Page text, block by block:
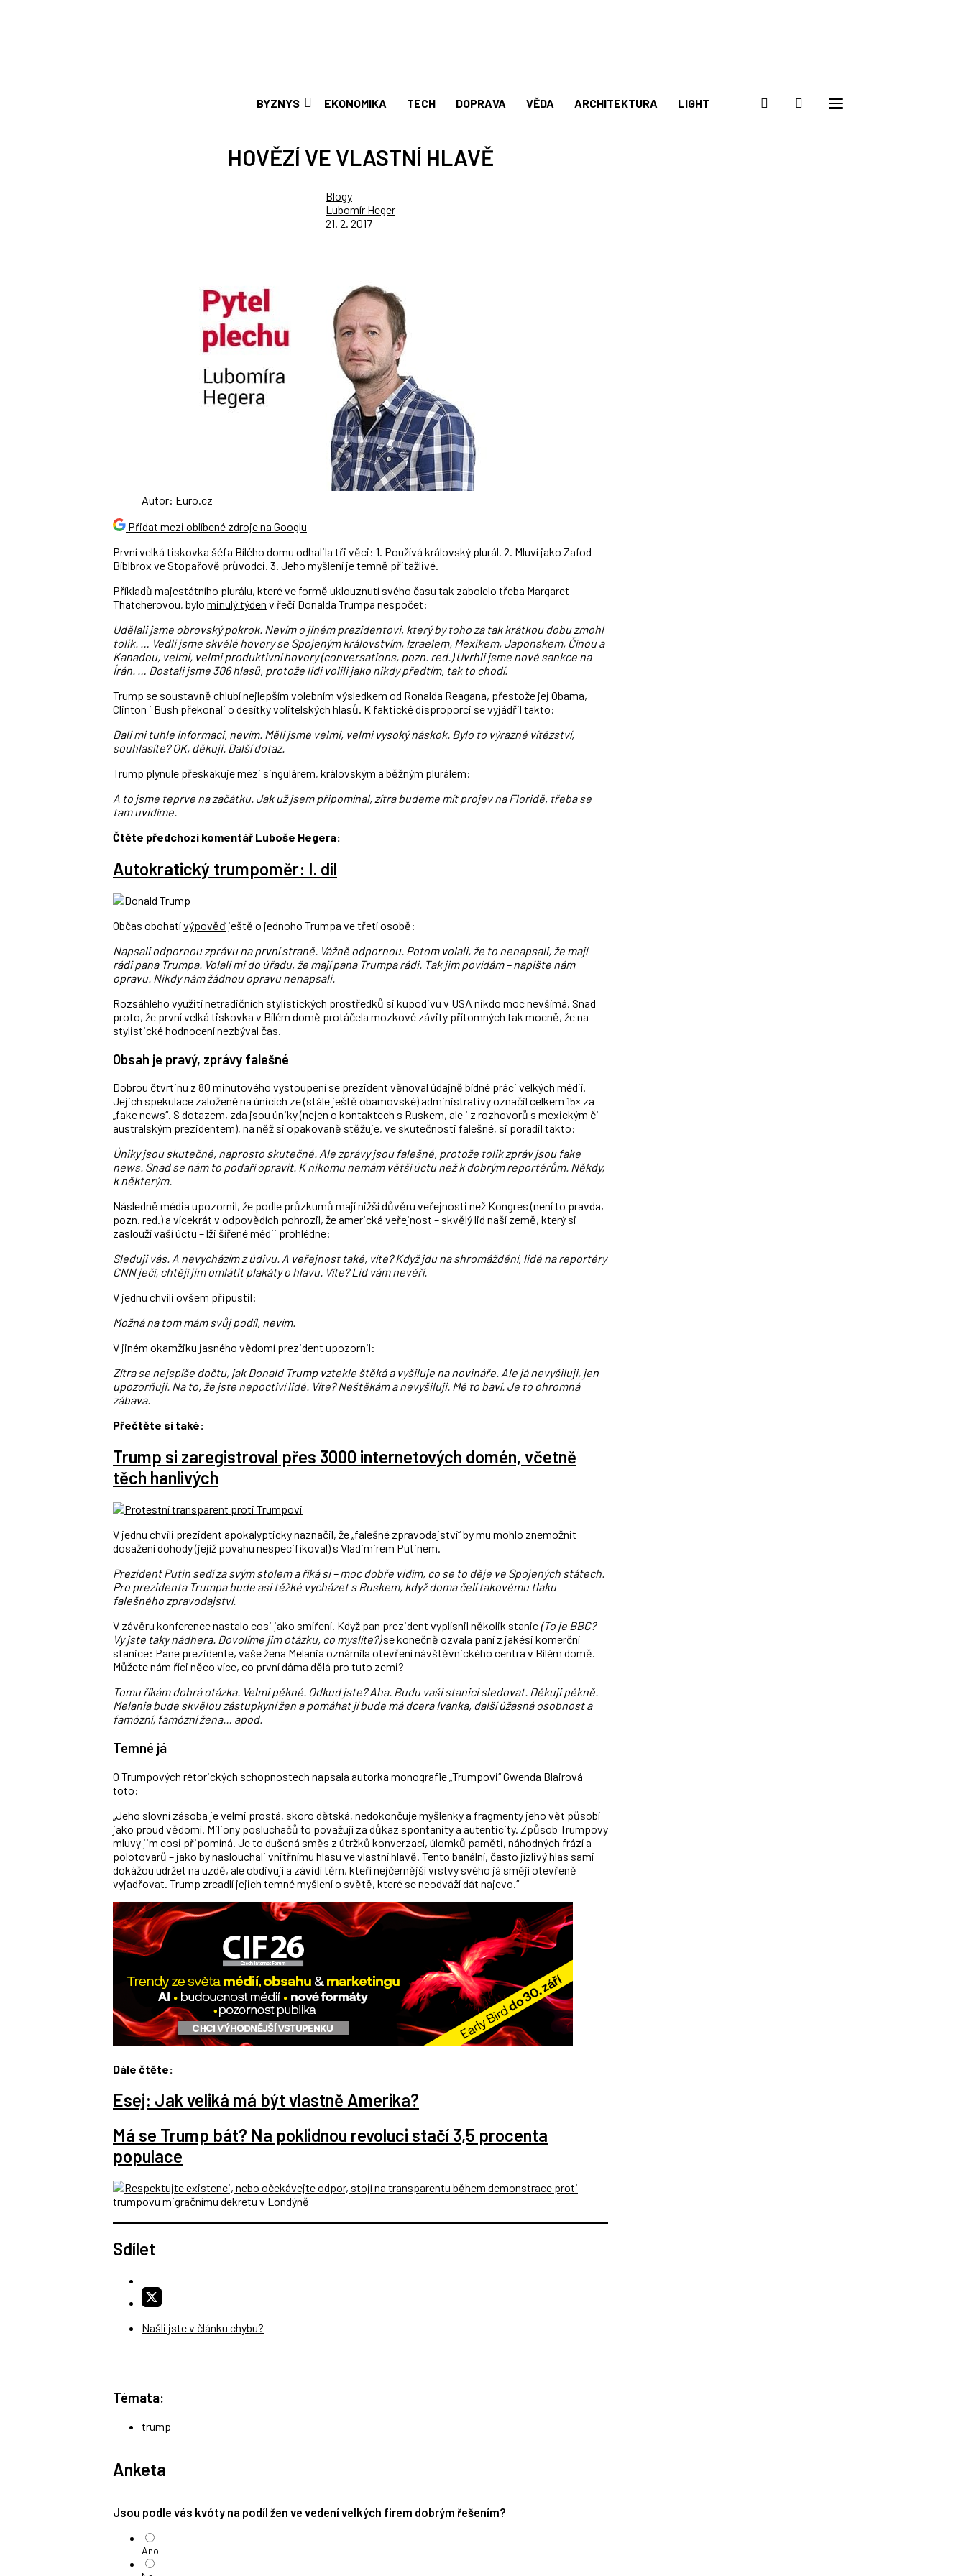
BYZNYS EKONOMIKA TECH DOPRAVA VĚDA ARCHITEKTURA LIGHT
HOVĚZÍ VE VLASTNÍ HLAVĚ
Blogy
Lubomír Heger
21. 2. 2017
Autor: Euro.cz
Přidat mezi oblíbené zdroje na Googlu
První velká tiskovka šéfa Bílého domu odhalila tři věci: 1. Používá královský plurál. 2. Mluví jako Zafod
Bíblbrox ve Stopařově průvodci. 3. Jeho myšlení je temně přitažlivé.
Příkladů majestátního plurálu, které ve formě uklouznutí svého času tak zabolelo třeba Margaret
Thatcherovou, bylo minulý týden v řeči Donalda Trumpa nespočet:
Udělali jsme obrovský pokrok. Nevím o jiném prezidentovi, který by toho za tak krátkou dobu zmohl
tolik. … Vedli jsme skvělé hovory se Spojeným královstvím, Izraelem, Mexikem, Japonskem, Čínou a
Kanadou, velmi, velmi produktivní hovory (conversations, pozn. red.) Uvrhli jsme nové sankce na
Írán. … Dostali jsme 306 hlasů, protože lidi volili jako nikdy předtím, tak to chodí.
Trump se soustavně chlubí nejlepším volebním výsledkem od Ronalda Reagana, přestože jej Obama,
Clinton i Bush překonali o desítky volitelských hlasů. K faktické disproporci se vyjádřil takto:
Dali mi tuhle informaci, nevím. Měli jsme velmi, velmi vysoký náskok. Bylo to výrazné vítězství,
souhlasíte? OK, děkuji. Další dotaz.
Trump plynule přeskakuje mezi singulárem, královským a běžným plurálem:
A to jsme teprve na začátku. Jak už jsem připomínal, zítra budeme mít projev na Floridě, třeba se
tam uvidíme.
Čtěte předchozí komentář Luboše Hegera:
Autokratický trumpoměr: I. díl
Občas obohatívýpověďještě o jednoho Trumpa ve třetí osobě:
Napsali odpornou zprávu na první straně. Vážně odpornou. Potom volali, že to nenapsali, že mají
rádi pana Trumpa. Volali mi do úřadu, že mají pana Trumpa rádi. Tak jim povídám – napište nám
opravu. Nikdy nám žádnou opravu nenapsali.
Rozsáhlého využití netradičních stylistických prostředků si kupodivu v USA nikdo moc nevšímá. Snad
proto, že první velká tiskovka v Bílém domě protáčela mozkové závity přítomných tak mocně, že na
stylistické hodnocení nezbýval čas.
Obsah je pravý, zprávy falešné
Dobrou čtvrtinu z 80 minutového vystoupení se prezident věnoval údajně bídné práci velkých médií.
Jejich spekulace založené na únicích ze (stále ještě obamovské) administrativy označil celkem 15× za
„fake news“. S dotazem, zda jsou úniky (nejen o kontaktech s Ruskem, ale i z rozhovorů s mexickým či
australským prezidentem), na něž si opakovaně stěžuje, ve skutečnosti falešné, si poradil takto:
Úniky jsou skutečné, naprosto skutečné. Ale zprávy jsou falešné, protože tolik zpráv jsou fake
news. Snad se nám to podaří opravit. K nikomu nemám větší úctu než k dobrým reportérům. Někdy,
k některým.
Následně média upozornil, že podle průzkumů mají nižší důvěru veřejnosti než Kongres (není to pravda,
pozn. red.) a vícekrát v odpovědích pohrozil, že americká veřejnost – skvělý lid naší země, který si
zaslouží vaší úctu – lži šířené médii prohlédne:
Sleduji vás. A nevycházím z údivu. A veřejnost také, víte? Když jdu na shromáždění, lidé na reportéry
CNN ječí, chtějí jim omlátit plakáty o hlavu. Víte? Lid vám nevěří.
V jednu chvíli ovšem připustil:
Možná na tom mám svůj podíl, nevím.
V jiném okamžiku jasného vědomí prezident upozornil:
Zítra se nejspíše dočtu, jak Donald Trump vztekle štěká a vyšiluje na novináře. Ale já nevyšiluji, jen
upozorňuji. Na to, že jste nepoctiví lidé. Víte? Neštěkám a nevyšiluji. Mě to baví. Je to ohromná
zábava.
Přečtěte si také:
Trump si zaregistroval přes 3000 internetových domén, včetně
těch hanlivých
V jednu chvíli prezident apokalypticky naznačil, že „falešné zpravodajství“ by mu mohlo znemožnit
dosažení dohody (jejíž povahu nespecifikoval) s Vladimirem Putinem.
Prezident Putin sedí za svým stolem a říká si – moc dobře vidím, co se to děje ve Spojených státech.
Pro prezidenta Trumpa bude asi těžké vycházet s Ruskem, když doma čelí takovému tlaku
falešného zpravodajství.
V závěru konference nastalo cosi jako smíření. Když pan prezident vyplísnil několik stanic(To je BBC?
Vy jste taky nádhera. Dovolíme jim otázku, co myslíte?)se konečně ozvala paní z jakési komerční
stanice: Pane prezidente, vaše žena Melania oznámila otevření návštěvnického centra v Bílém domě.
Můžete nám říci něco více, co první dáma dělá pro tuto zemi?
Tomu říkám dobrá otázka. Velmi pěkné. Odkud jste? Aha. Budu vaši stanici sledovat. Děkuji pěkně.
Melania bude skvělou zástupkyní žen a pomáhat jí bude má dcera Ivanka, další úžasná osobnost a
famózní, famózní žena… apod.
Temné já
O Trumpových rétorických schopnostech napsala autorka monografie „Trumpovi“ Gwenda Blairová
toto:
„Jeho slovní zásoba je velmi prostá, skoro dětská, nedokončuje myšlenky a fragmenty jeho vět působí
jako proud vědomí. Miliony posluchačů to považují za důkaz spontanity a autenticity. Způsob Trumpovy
mluvy jim cosi připomíná. Je to dušená směs z útržků konverzací, úlomků paměti, náhodných frází a
polotovarů – jako by naslouchali vnitřnímu hlasu ve vlastní hlavě. Tento banální, často jízlivý hlas sami
dokážou udržet na uzdě, ale obdivují a závidí těm, kteří nejčernější vrstvy svého já smějí otevřeně
vyjadřovat. Trump zrcadlí jejich temné myšlení o světě, které se neodváží dát najevo.“
Dále čtěte:
Esej: Jak veliká má být vlastně Amerika?
Má se Trump bát? Na poklidnou revoluci stačí 3,5 procenta
populace
Sdílet
Našli jste v článku chybu?
Témata:
trump
Anketa
Jsou podle vás kvóty na podíl žen ve vedení velkých firem dobrým řešením?
Ano